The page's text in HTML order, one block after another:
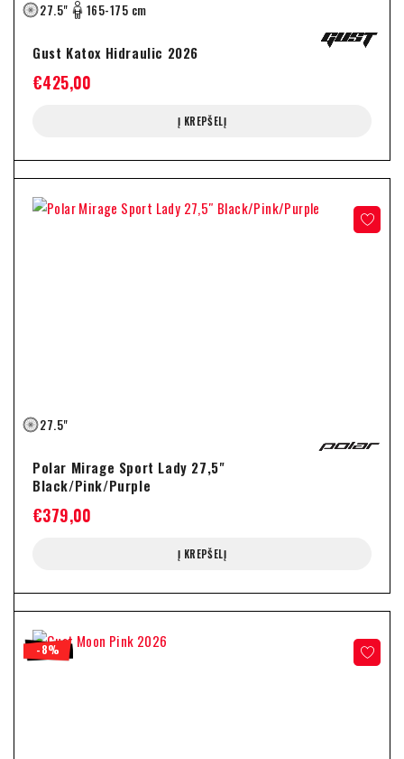
27.5" 165-175 cm
Gust Katox Hidraulic 2026
€425,00
Į KREPŠELĮ
27.5"
Polar Mirage Sport Lady 27,5"
Black/Pink/Purple
€379,00
Į KREPŠELĮ
-8%